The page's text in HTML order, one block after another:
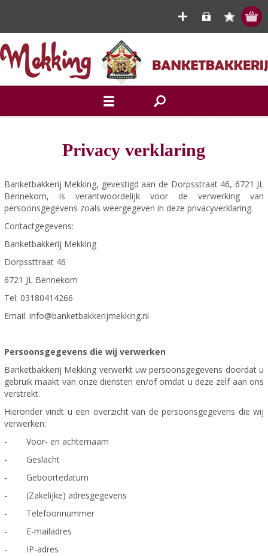
Privacy verklaring
Banketbakkerij Mekking, gevestigd aan de Dorpsstraat 46, 6721 JL
Bennekom, is verantwoordelijk voor de verwerking van
persoonsgegevens zoals weergegeven in deze privacyverklaring.
Contactgegevens:
Banketbakkerij Mekking
Dorpssttraat 46
6721 JL Bennekom
Tel: 03180414266
Email: info@banketbakkerijmekking.nl
Persoonsgegevens die wij verwerken
Banketbakkerij Mekking verwerkt uw persoonsgegevens doordat u
gebruik maakt van onze diensten en/of omdat u deze zelf aan ons
verstrekt.
Hieronder vindt u een overzicht van de persoonsgegevens die wij
verwerken:
- Voor- en achternaam
- Geslacht
- Geboortedatum
- (Zakelijke) adresgegevens
- Telefoonnummer
- E-mailadres
- IP-adres